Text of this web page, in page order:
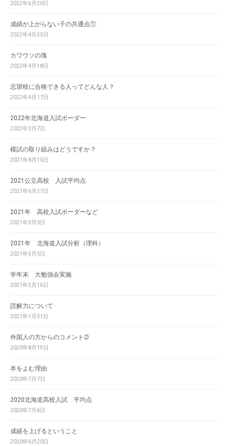
2022年6月20日
成績が上がらない子の共通点①
2022年4月23日
カワウソの塊
2022年4月18日
志望校に合格できる人ってどんな人？
2022年4月17日
2022年北海道入試ボーダー
2022年3月7日
模試の取り組みはどうですか？
2021年8月10日
2021公立高校 入試平均点
2021年6月27日
2021年 高校入試ボーダーなど
2021年3月5日
2021年 北海道入試分析（理科）
2021年3月5日
学年末 大勉強会実施
2021年2月16日
読解力について
2021年1月31日
外国人の方からのコメント➁
2020年8月19日
本をよむ理由
2020年7月7日
2020北海道高校入試 平均点
2020年7月6日
成績を上げるということ
2020年6月20日